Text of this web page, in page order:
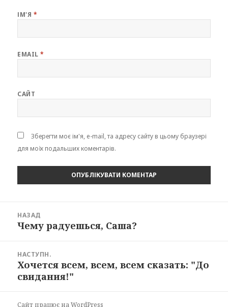
ІМ'Я *
EMAIL*
САЙТ
Зберегти моє ім'я, e-mail, та адресу сайту в цьому браузері
для моїх подальших коментарів.
записів
НАЗАД
Попередній
Чему радуешься, Саша?
НАСТУПН.
Наступний
запис:
Хочется всем, всем, всем сказать: "До
свидания!"
Сайт працює на WordPress